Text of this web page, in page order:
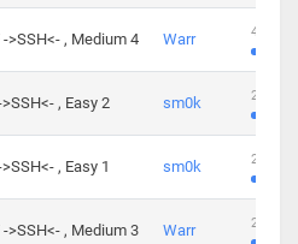
>SSH<- , Medium 4 Warr 413
, Easy 2 sm0k 247
, Easy 1 sm0k 219
>SSH<- , Medium 3 Warr 280